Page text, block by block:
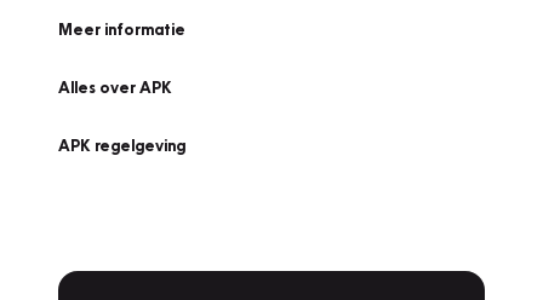
Meer informatie
Alles over APK
APK regelgeving